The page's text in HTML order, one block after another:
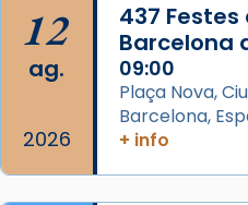
Arquebisbat de
2 weeks ago
Memòria de les santes
Semproniana, verges
Acompanyant la
partir de l’Edat
que les santes
12
ag.
2026
437 Festes
Barcelona
09:00
Plaça Nova,
Barcelona,
+ info